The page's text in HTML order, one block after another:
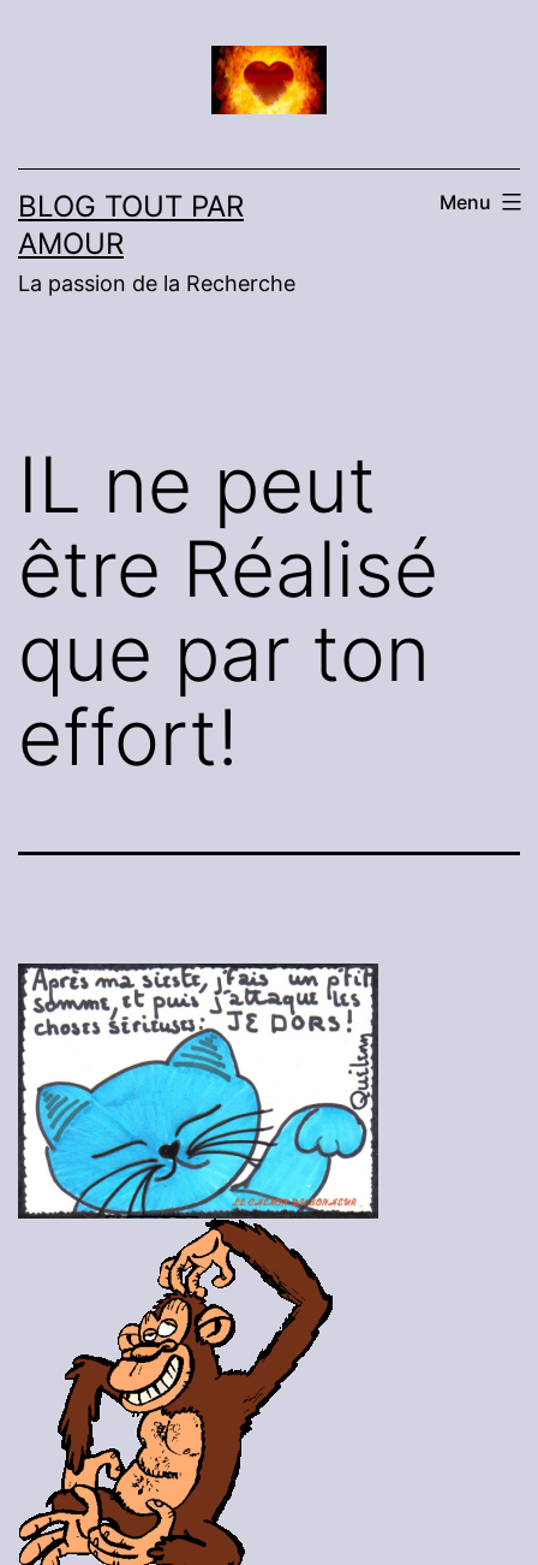
BLOG TOUT PAR
AMOUR
La passion de la Recherche
Menu
IL ne peut
être Réalisé
que par ton
effort!